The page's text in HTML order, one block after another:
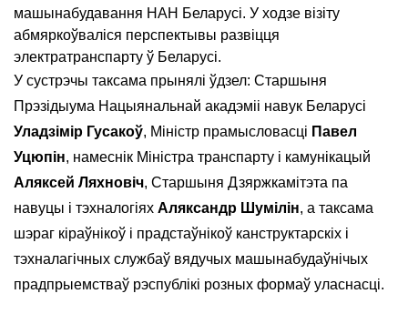
машынабудавання НАН Беларусі. У ходзе візіту
абмяркоўваліся перспектывы развіцця
электратранспарту ў Беларусі.
У сустрэчы таксама прынялі ўдзел: Старшыня
Прэзідыума Нацыянальнай акадэміі навук Беларусі
Уладзімір Гусакоў, Міністр прамысловасці Павел
Уцюпін, намеснік Міністра транспарту і камунікацый
Аляксей Ляхновіч, Старшыня Дзяржкамітэта па
навуцы і тэхналогіях Аляксандр Шyмілін, а таксама
шэраг кіраўнікоў і прадстаўнікоў канструктарскіх і
тэхналагічных службаў вядучых машынабудаўнічых
прадпрыемстваў рэспублікі розных формаў уласнасці.